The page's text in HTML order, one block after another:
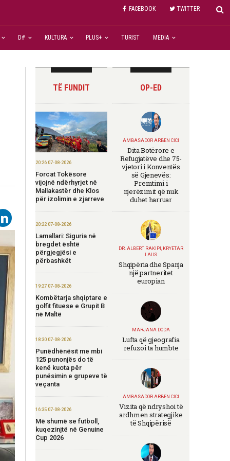
FACEBOOK TWITTER
D# KULTURA PLUS+ TURIST MEDIA
TË FUNDIT
20:26 07-08-2026
Forcat Tokësore
vijojnë ndërhyrjet në
Mallakastër dhe Klos
për izolimin e zjarreve
20:22 07-08-2026
Lamallari: Siguria në
bregdet është
përgjegjësi e
përbashkët
19:27 07-08-2026
Kombëtarja shqiptare e
golfit fituese e Grupit B
në Maltë
18:30 07-08-2026
Punëdhënësit me mbi
125 punonjës do të
kenë kuota për
punësimin e grupeve të
veçanta
16:35 07-08-2026
Më shumë se futboll,
kuqezinjtë në Genuine
Cup 2026
OP-ED
AMBASADOR ARBEN CICI
Dita Botërore e
Refugjatëve dhe 75-
vjetori i Konventës
së Gjenevës:
Premtimi i
njerëzimit që nuk
duhet harruar
DR. ALBERT RAKIPI, KRYETAR
I AIIS
Shqipëria dhe Spanja
një partneritet
europian
MARJANA DODA
Lufta që gjeografia
refuzoi ta humbte
AMBASADOR ARBEN CICI
Vizita që ndryshoi të
ardhmen strategjike
të Shqipërisë